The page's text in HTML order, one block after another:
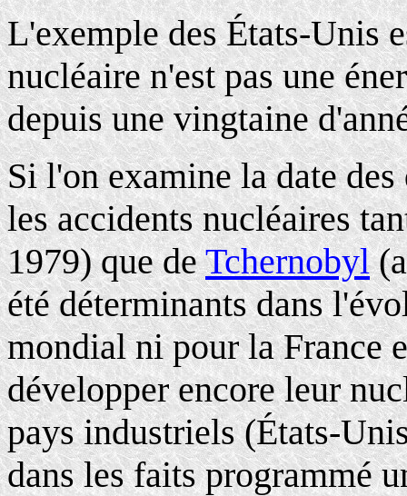
L'exemple des États-Unis
nucléaire n'est pas une
depuis une vingtaine
Si l'on examine la date
les accidents nucléaires
1979) que deTchernobyl
été déterminants dans
mondial ni pour la France
développer encore leur
pays industriels (États-
dans les faits programmé